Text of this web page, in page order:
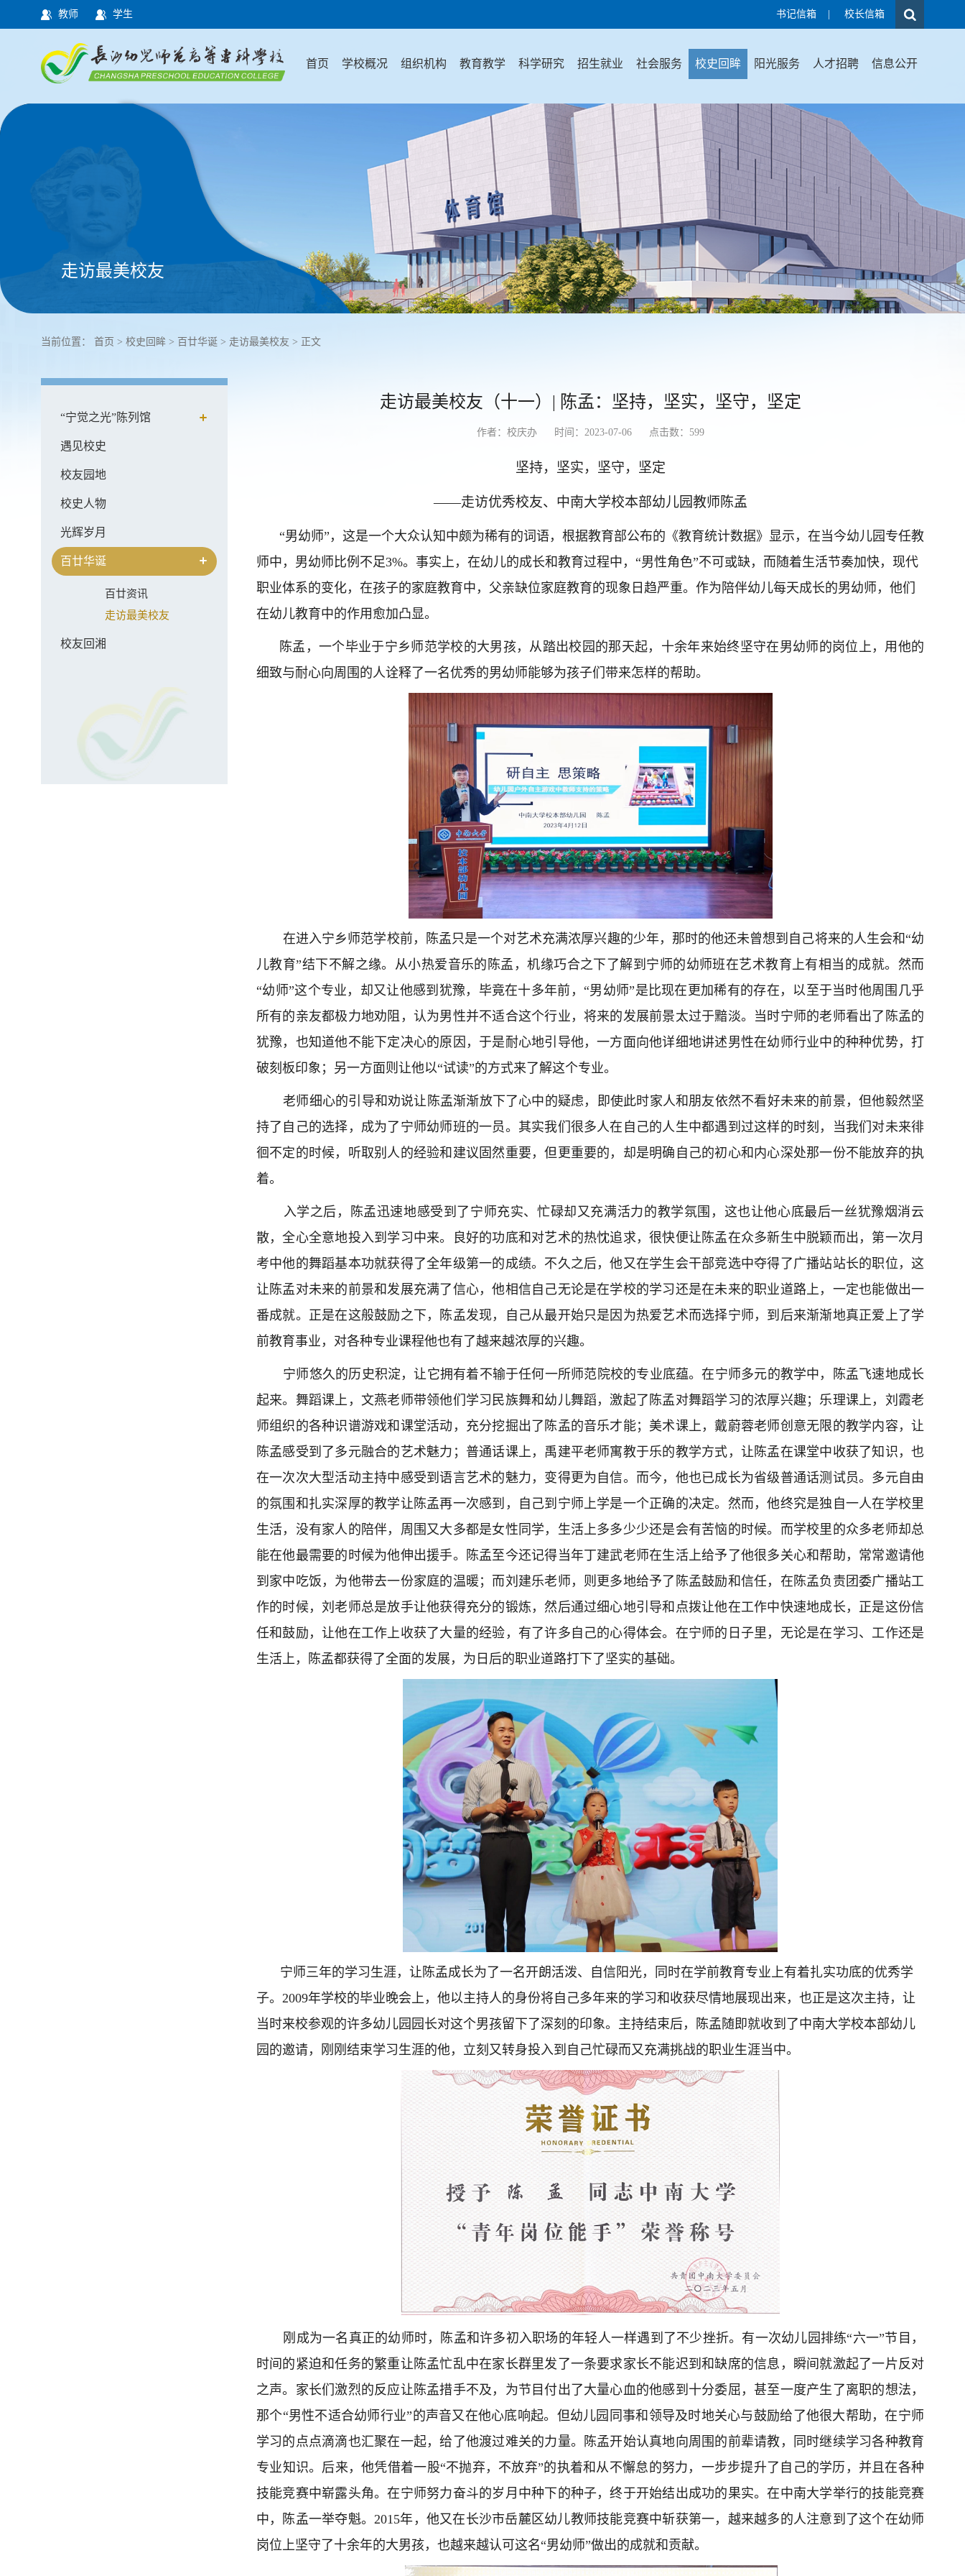
教师 学生 书记信箱 校长信箱
首页 学校概况 组织机构 教育教学 科学研究 招生就业 社会服务 校史回眸 阳光服务 人才招聘 信息公开
走访最美校友
当前位置： 首页 > 校史回眸 > 百廿华诞 > 走访最美校友 > 正文
“宁觉之光”陈列馆
遇见校史
校友园地
校史人物
光辉岁月
百廿华诞
百廿资讯
走访最美校友
校友回湘
走访最美校友（十一）| 陈孟：坚持，坚实，坚守，坚定
作者：校庆办 时间：2023-07-06 点击数： 599
坚持，坚实，坚守，坚定
——走访优秀校友、中南大学校本部幼儿园教师陈孟
“男幼师”，这是一个大众认知中颇为稀有的词语，根据教育部公布的《教育统计数据》显示，在当今幼儿园专任教
师中，男幼师比例不足3%。事实上，在幼儿的成长和教育过程中，“男性角色”不可或缺，而随着生活节奏加快，现代
职业体系的变化，在孩子的家庭教育中，父亲缺位家庭教育的现象日趋严重。作为陪伴幼儿每天成长的男幼师，他们
在幼儿教育中的作用愈加凸显。
陈孟，一个毕业于宁乡师范学校的大男孩，从踏出校园的那天起，十余年来始终坚守在男幼师的岗位上，用他的
细致与耐心向周围的人诠释了一名优秀的男幼师能够为孩子们带来怎样的帮助。
在进入宁乡师范学校前，陈孟只是一个对艺术充满浓厚兴趣的少年，那时的他还未曾想到自己将来的人生会和“幼
儿教育”结下不解之缘。从小热爱音乐的陈孟，机缘巧合之下了解到宁师的幼师班在艺术教育上有相当的成就。然而
“幼师”这个专业，却又让他感到犹豫，毕竟在十多年前，“男幼师”是比现在更加稀有的存在，以至于当时他周围几乎
所有的亲友都极力地劝阻，认为男性并不适合这个行业，将来的发展前景太过于黯淡。当时宁师的老师看出了陈孟的
犹豫，也知道他不能下定决心的原因，于是耐心地引导他，一方面向他详细地讲述男性在幼师行业中的种种优势，打
破刻板印象；另一方面则让他以“试读”的方式来了解这个专业。
老师细心的引导和劝说让陈孟渐渐放下了心中的疑虑，即使此时家人和朋友依然不看好未来的前景，但他毅然坚
持了自己的选择，成为了宁师幼师班的一员。其实我们很多人在自己的人生中都遇到过这样的时刻，当我们对未来徘
徊不定的时候，听取别人的经验和建议固然重要，但更重要的，却是明确自己的初心和内心深处那一份不能放弃的执
着。
入学之后，陈孟迅速地感受到了宁师充实、忙碌却又充满活力的教学氛围，这也让他心底最后一丝犹豫烟消云
散，全心全意地投入到学习中来。良好的功底和对艺术的热忱追求，很快便让陈孟在众多新生中脱颖而出，第一次月
考中他的舞蹈基本功就获得了全年级第一的成绩。不久之后，他又在学生会干部竞选中夺得了广播站站长的职位，这
让陈孟对未来的前景和发展充满了信心，他相信自己无论是在学校的学习还是在未来的职业道路上，一定也能做出一
番成就。正是在这般鼓励之下，陈孟发现，自己从最开始只是因为热爱艺术而选择宁师，到后来渐渐地真正爱上了学
前教育事业，对各种专业课程他也有了越来越浓厚的兴趣。
宁师悠久的历史积淀，让它拥有着不输于任何一所师范院校的专业底蕴。在宁师多元的教学中，陈孟飞速地成长
起来。舞蹈课上，文燕老师带领他们学习民族舞和幼儿舞蹈，激起了陈孟对舞蹈学习的浓厚兴趣；乐理课上，刘霞老
师组织的各种识谱游戏和课堂活动，充分挖掘出了陈孟的音乐才能；美术课上，戴蔚蓉老师创意无限的教学内容，让
陈孟感受到了多元融合的艺术魅力；普通话课上，禹建平老师寓教于乐的教学方式，让陈孟在课堂中收获了知识，也
在一次次大型活动主持中感受到语言艺术的魅力，变得更为自信。而今，他也已成长为省级普通话测试员。多元自由
的氛围和扎实深厚的教学让陈孟再一次感到，自己到宁师上学是一个正确的决定。然而，他终究是独自一人在学校里
生活，没有家人的陪伴，周围又大多都是女性同学，生活上多多少少还是会有苦恼的时候。而学校里的众多老师却总
能在他最需要的时候为他伸出援手。陈孟至今还记得当年丁建武老师在生活上给予了他很多关心和帮助，常常邀请他
到家中吃饭，为他带去一份家庭的温暖；而刘建乐老师，则更多地给予了陈孟鼓励和信任，在陈孟负责团委广播站工
作的时候，刘老师总是放手让他获得充分的锻炼，然后通过细心地引导和点拨让他在工作中快速地成长，正是这份信
任和鼓励，让他在工作上收获了大量的经验，有了许多自己的心得体会。在宁师的日子里，无论是在学习、工作还是
生活上，陈孟都获得了全面的发展，为日后的职业道路打下了坚实的基础。
宁师三年的学习生涯，让陈孟成长为了一名开朗活泼、自信阳光，同时在学前教育专业上有着扎实功底的优秀学
子。2009年学校的毕业晚会上，他以主持人的身份将自己多年来的学习和收获尽情地展现出来，也正是这次主持，让
当时来校参观的许多幼儿园园长对这个男孩留下了深刻的印象。主持结束后，陈孟随即就收到了中南大学校本部幼儿
园的邀请，刚刚结束学习生涯的他，立刻又转身投入到自己忙碌而又充满挑战的职业生涯当中。
刚成为一名真正的幼师时，陈孟和许多初入职场的年轻人一样遇到了不少挫折。有一次幼儿园排练“六一”节目，
时间的紧迫和任务的繁重让陈孟忙乱中在家长群里发了一条要求家长不能迟到和缺席的信息，瞬间就激起了一片反对
之声。家长们激烈的反应让陈孟措手不及，为节目付出了大量心血的他感到十分委屈，甚至一度产生了离职的想法，
那个“男性不适合幼师行业”的声音又在他心底响起。但幼儿园同事和领导及时地关心与鼓励给了他很大帮助，在宁师
学习的点点滴滴也汇聚在一起，给了他渡过难关的力量。陈孟开始认真地向周围的前辈请教，同时继续学习各种教育
专业知识。后来，他凭借着一股“不抛弃，不放弃”的执着和从不懈怠的努力，一步步提升了自己的学历，并且在各种
技能竞赛中崭露头角。在宁师努力奋斗的岁月中种下的种子，终于开始结出成功的果实。在中南大学举行的技能竞赛
中，陈孟一举夺魁。2015年，他又在长沙市岳麓区幼儿教师技能竞赛中斩获第一，越来越多的人注意到了这个在幼师
岗位上坚守了十余年的大男孩，也越来越认可这名“男幼师”做出的成就和贡献。